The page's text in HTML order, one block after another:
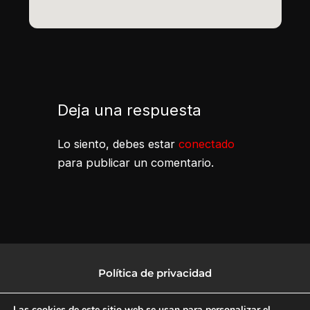
Deja una respuesta
Lo siento, debes estar conectado
para publicar un comentario.
Política de privacidad
Política de protección de datos